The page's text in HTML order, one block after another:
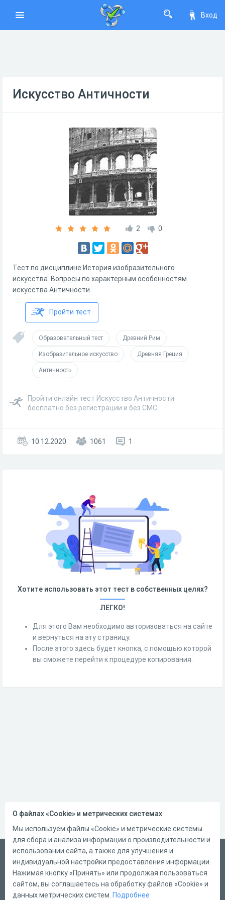
Вход
Искусство Античности
2 0
Тест по дисциплине История изобразительного
искусства. Вопросы по характерным особенностям
искусства Античности
Пройти тест
Образовательный тест Древний Рим
Изобразительное искусство Древняя Греция
Античность
Пройти онлайн тест Искусство Античности
бесплатно без регистрации и без СМС
10.12.2020 1061 1
Хотите использовать этот тест в собственных целях?
ЛЕГКО!
Для этого Вам необходимо авторизоваться на сайте
и вернуться на эту страницу.
После этого здесь будет кнопка, с помощью которой
вы сможете перейти к процедуре копирования.
Русский
Справка
Форма обратной связи
О файлах «Cookie» и метрических системах
Мы используем файлы «Cookie» и метрические системы
для сбора и анализа информации о производительности и
использовании сайта, а также для улучшения и
индивидуальной настройки предоставления информации.
Нажимая кнопку «Принять» или продолжая пользоваться
сайтом, вы соглашаетесь на обработку файлов «Cookie» и
данных метрических систем. Подробнее